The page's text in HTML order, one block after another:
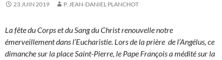
23 JUIN 2019 P. JEAN-DANIEL PLANCHOT
La fête du Corps et du Sang du Christ renouvelle notre
émerveillement dans l’Eucharistie. Lors de la prière de l’Angélus, ce
dimanche sur la place Saint-Pierre, le Pape François a médité sur la